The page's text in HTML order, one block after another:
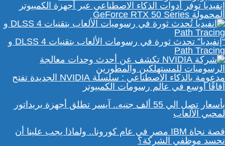
إنفيديا توفر أدوات الذكاء الاصطناعي عبر أجهزة الكمبيوتر
المحمولة GeForce RTX 50 Series
“إنفيديا” تحدث ثورة في رسومات الألعاب بتقنيات DLSS 4 و
Path Tracing
مدعومة بالذكاء الاصطناعي : سلسلة NVIDIA الجديدة تفتح
آفاقًا أوسع في عالم رسومات الكمبيوتر
بأسعار تصل الي 55 ألف جنيه.. آيسر تطلق أجهزة بريداتور
لمحبي الألعاب
قصة نجاة IBM مصر في عام كورونا.. ولماذا يجب علينا أن
نحسد موظفي الشركة؟